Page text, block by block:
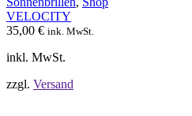
können
VELOCITY
35,00 € ink. MwSt.
inkl. MwSt.
zzgl. Versand